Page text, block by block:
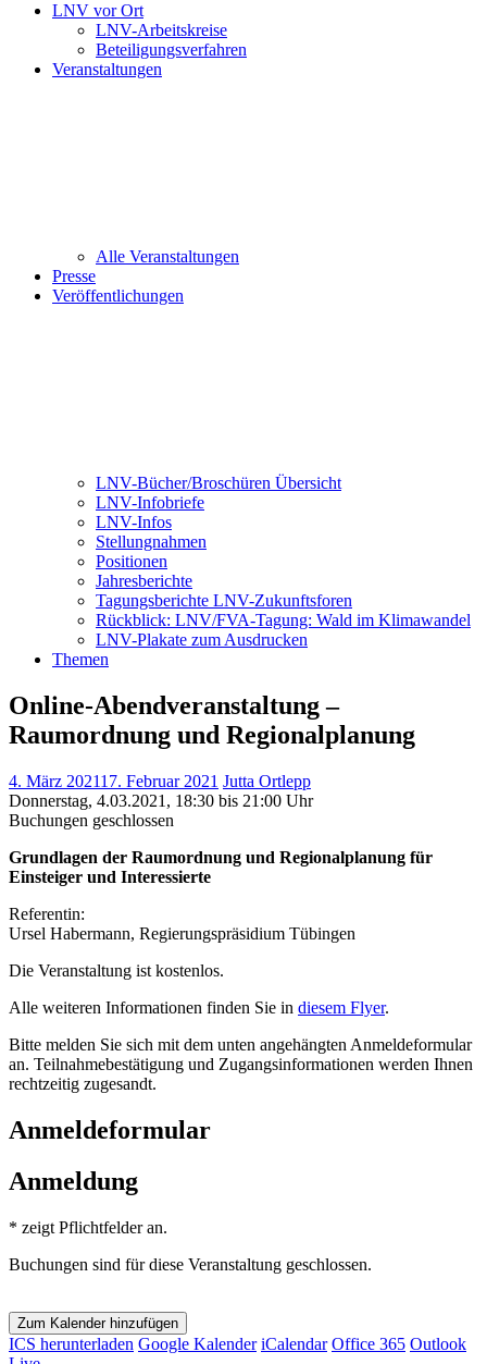
LNV vor Ort
LNV-Arbeitskreise
Beteiligungsverfahren
Veranstaltungen
Alle Veranstaltungen
Presse
Veröffentlichungen
LNV-Bücher/Broschüren Übersicht
LNV-Infobriefe
LNV-Infos
Stellungnahmen
Positionen
Jahresberichte
Tagungsberichte LNV-Zukunftsforen
Rückblick: LNV/FVA-Tagung: Wald im Klimawandel
LNV-Plakate zum Ausdrucken
Themen
Online-Abendveranstaltung –
Raumordnung und Regionalplanung
4. März 202117. Februar 2021 Jutta Ortlepp
Donnerstag, 4.03.2021, 18:30 bis 21:00 Uhr
Buchungen geschlossen
Grundlagen der Raumordnung und Regionalplanung für
Einsteiger und Interessierte
Referentin:
Ursel Habermann, Regierungspräsidium Tübingen
Die Veranstaltung ist kostenlos.
Alle weiteren Informationen finden Sie in diesem Flyer.
Bitte melden Sie sich mit dem unten angehängten Anmeldeformular
an. Teilnahmebestätigung und Zugangsinformationen werden Ihnen
rechtzeitig zugesandt.
Anmeldeformular
Anmeldung
* zeigt Pflichtfelder an.
Buchungen sind für diese Veranstaltung geschlossen.
Zum Kalender hinzufügen
ICS herunterladen Google Kalender iCalendar Office 365 Outlook